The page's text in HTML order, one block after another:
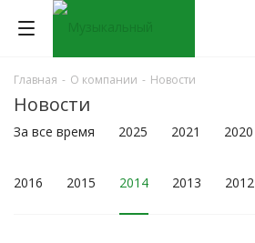
Главная - О компании - Новости
Новости
За все время 2025 2021 2020
2016 2015 2014 2013 2012